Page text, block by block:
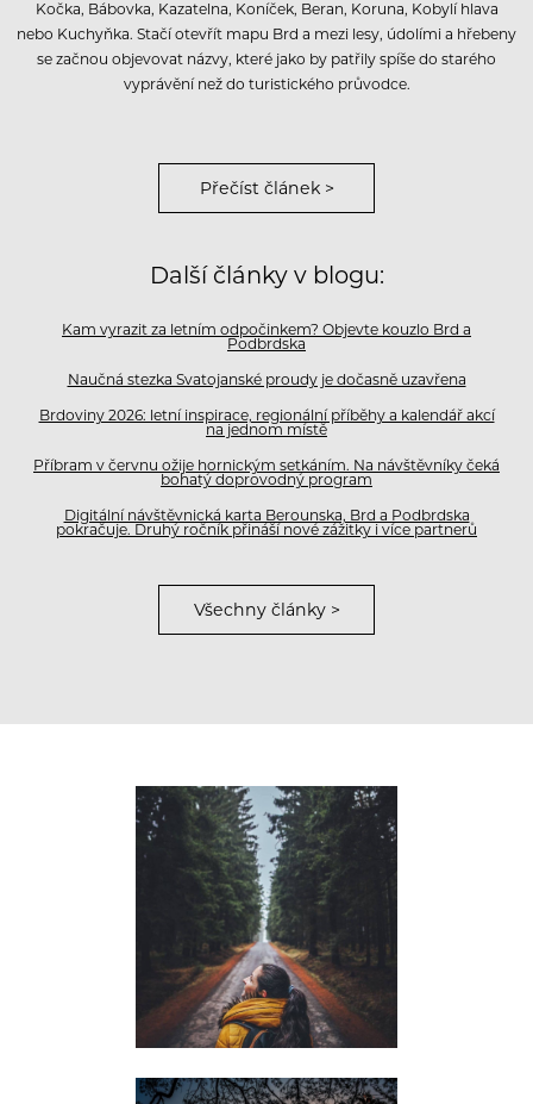
Kočka, Bábovka, Kazatelna, Koníček, Beran, Koruna, Kobylí hlava
nebo Kuchyňka. Stačí otevřít mapu Brd a mezi lesy, údolími a hřebeny
se začnou objevovat názvy, které jako by patřily spíše do starého
vyprávění než do turistického průvodce.
Přečíst článek >
Další články v blogu:
Kam vyrazit za letním odpočinkem? Objevte kouzlo Brd a
Podbrdska
Naučná stezka Svatojanské proudy je dočasně uzavřena
Brdoviny 2026: letní inspirace, regionální příběhy a kalendář akcí
na jednom místě
Příbram v červnu ožije hornickým setkáním. Na návštěvníky čeká
bohatý doprovodný program
Digitální návštěvnická karta Berounska, Brd a Podbrdska
pokračuje. Druhý ročník přináší nové zážitky i více partnerů
Všechny články >